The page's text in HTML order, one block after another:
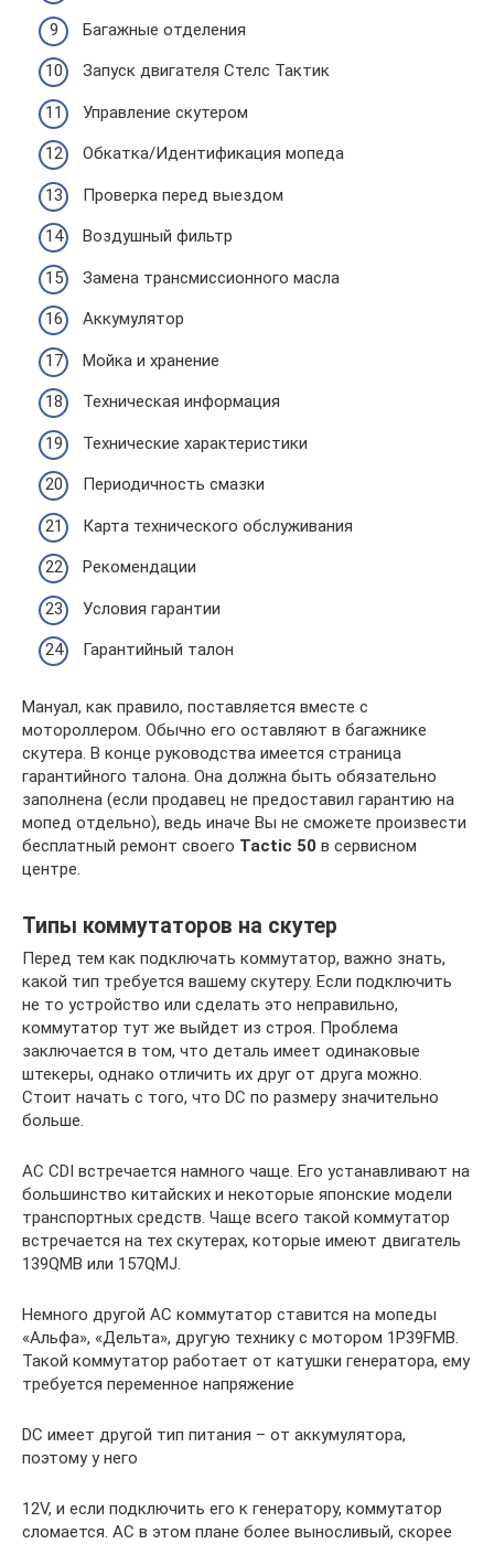
Багажные отделения
Запуск двигателя Стелс Тактик
Управление скутером
Обкатка/Идентификация мопеда
Проверка перед выездом
Воздушный фильтр
Замена трансмиссионного масла
Аккумулятор
Мойка и хранение
Техническая информация
Технические характеристики
Периодичность смазки
Карта технического обслуживания
Рекомендации
Условия гарантии
Гарантийный талон
Мануал, как правило, поставляется вместе с
мотороллером. Обычно его оставляют в багажнике
скутера. В конце руководства имеется страница
гарантийного талона. Она должна быть обязательно
заполнена (если продавец не предоставил гарантию на
мопед отдельно), ведь иначе Вы не сможете произвести
бесплатный ремонт своего Tactic 50 в сервисном
центре.
Типы коммутаторов на скутер
Перед тем как подключать коммутатор, важно знать,
какой тип требуется вашему скутеру. Если подключить
не то устройство или сделать это неправильно,
коммутатор тут же выйдет из строя. Проблема
заключается в том, что деталь имеет одинаковые
штекеры, однако отличить их друг от друга можно.
Стоит начать с того, что DC по размеру значительно
больше.
AC CDI встречается намного чаще. Его устанавливают на
большинство китайских и некоторые японские модели
транспортных средств. Чаще всего такой коммутатор
встречается на тех скутерах, которые имеют двигатель
139QMB или 157QMJ.
Немного другой AC коммутатор ставится на мопеды
«Альфа», «Дельта», другую технику с мотором 1P39FMB.
Такой коммутатор работает от катушки генератора, ему
требуется переменное напряжение
DC имеет другой тип питания – от аккумулятора,
поэтому у него
12V, и если подключить его к генератору, коммутатор
сломается. AC в этом плане более выносливый, скорее